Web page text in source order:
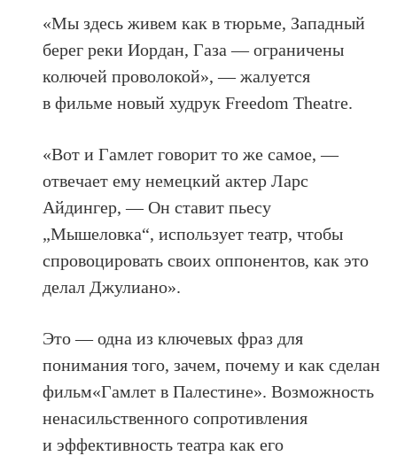
«Мы здесь живем как в тюрьме, Западный
берег реки Иордан, Газа — ограничены
колючей проволокой», — жалуется
в фильме новый худрук Freedom Theatre.
«Вот и Гамлет говорит то же самое, —
отвечает ему немецкий актер Ларс
Айдингер, — Он ставит пьесу
„Мышеловка“, использует театр, чтобы
спровоцировать своих оппонентов, как это
делал Джулиано».
Это — одна из ключевых фраз для
понимания того, зачем, почему и как сделан
фильм«Гамлет в Палестине». Возможность
ненасильственного сопротивления
и эффективность театра как его